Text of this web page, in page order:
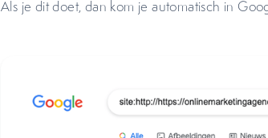
Als je dit doet, dan kom je automatisch in